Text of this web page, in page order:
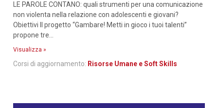
LE PAROLE CONTANO: quali strumenti per una comunicazione
non violenta nella relazione con adolescenti e giovani?
Obiettivi Il progetto “Gambare! Metti in gioco i tuoi talenti”
propone tre...
Visualizza »
Corsi di aggiornamento: Risorse Umane e Soft Skills